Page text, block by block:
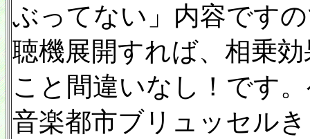
ぶってない」内容です
聴機展開すれば、相乗
こと間違いなし！です
音楽都市ブリュッセル